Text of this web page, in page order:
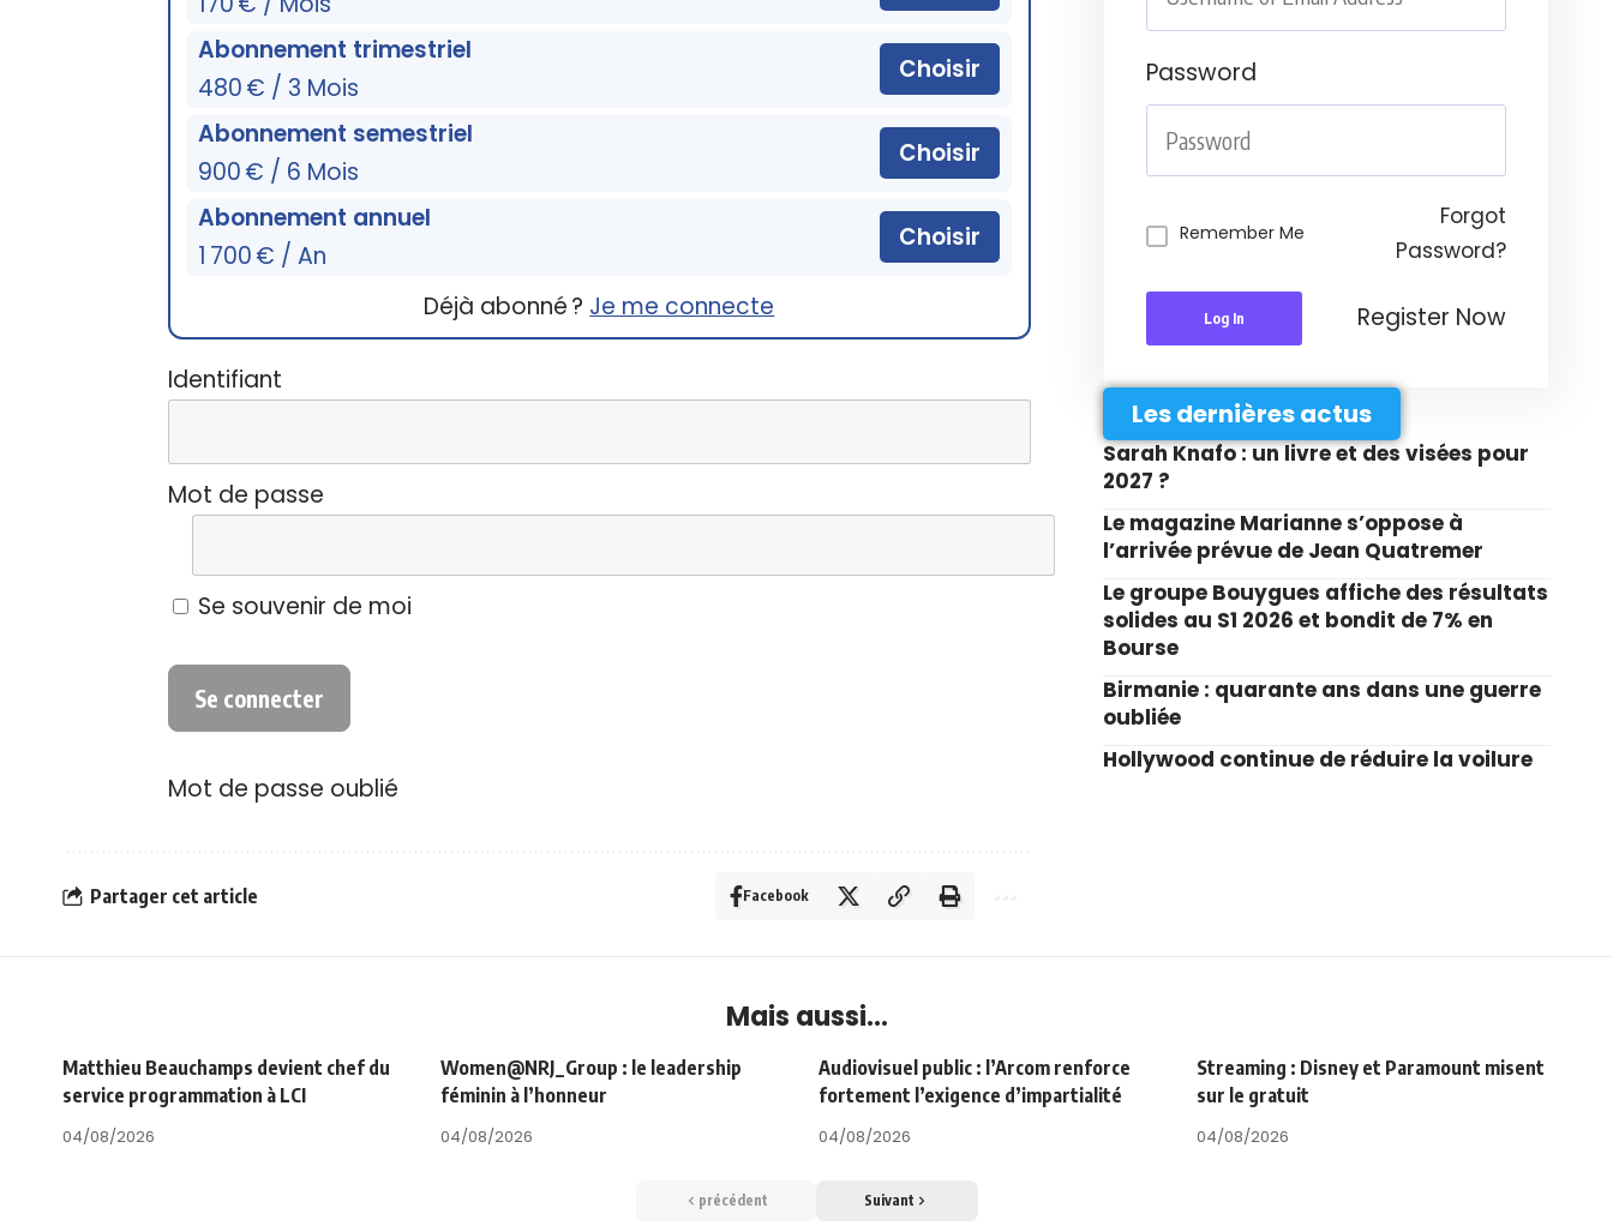
Abonnement trimestriel
480 € / 3 Mois
Choisir
Abonnement semestriel
900 € / 6 Mois
Choisir
Abonnement annuel
1 700 € / An
Choisir
Déjà abonné ? Je me connecte
Identifiant
Mot de passe
Se souvenir de moi
Mot de passe oublié
Partager cet article Facebook
Password
Remember Me
Forgot
Password?
Log In Register Now
Les dernières actus
Sarah Knafo : un livre et des visées pour
2027 ?
Le magazine Marianne s’oppose à
l’arrivée prévue de Jean Quatremer
Le groupe Bouygues affiche des résultats
solides au S1 2026 et bondit de 7% en
Bourse
Birmanie : quarante ans dans une guerre
oubliée
Hollywood continue de réduire la voilure
Mais aussi...
Matthieu Beauchamps devient chef du
service programmation à LCI
04/08/2026
Women@NRJ_Group : le leadership
féminin à l’honneur
04/08/2026
Audiovisuel public : l’Arcom renforce
fortement l’exigence d’impartialité
04/08/2026
Streaming : Disney et Paramount misent
sur le gratuit
04/08/2026
précédent Suivant